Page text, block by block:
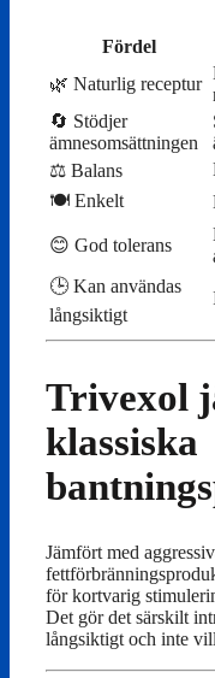
Fördel
🌿 Naturlig receptur
🔄 Stödjer
ämnesomsättningen
⚖️ Balans
🍽️ Enkelt
😊 God tolerans
🕒 Kan användas
långsiktigt
Trivexol
klassiska
Jämfört med
för kortvarig
Det gör det särskilt
långsiktigt och inte